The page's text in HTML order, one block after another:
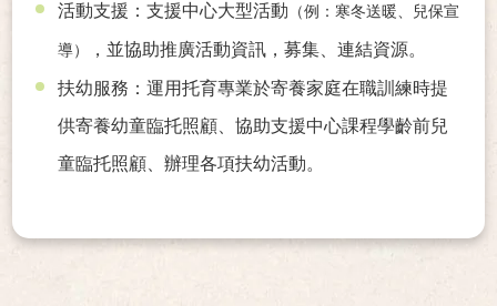
活動支援：支援中心大型活動 （例：寒冬送暖、兒保宣
導） ，並協助推廣活動資訊，募集、連結資源。
扶幼服務：運用托育專業於寄養家庭在職訓練時提
供寄養幼童臨托照顧、協助支援中心課程學齡前兒
童臨托照顧、辦理各項扶幼活動。